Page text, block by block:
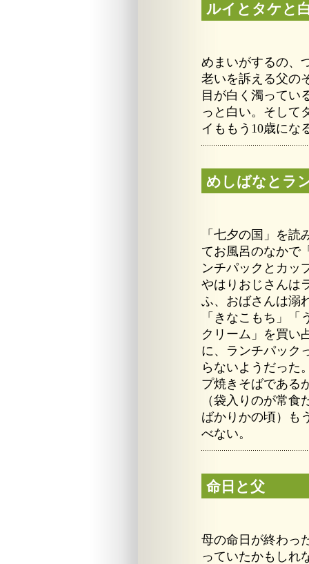
ルイとタケと
めまいがするの、
老いを訴える父の
目が白く濁ってい
っと白い。そして
イももう10歳にな
めしばなとラ
「七夕の国」を
てお風呂のなかで
ンチパックとカッ
やはりおじさんは
ふ、おばさんは溺
「きなこもち」
クリーム」を買い
に、ランチパック
らないようだった
プ焼きそばである
（袋入りのが常
ばかりかの頃）も
べない。
命日と父
母の命日が終わっ
っていたかもしれ